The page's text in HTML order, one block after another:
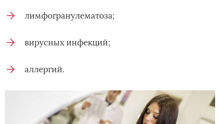
лимфогранулематоза;
вирусных инфекций;
аллергий.